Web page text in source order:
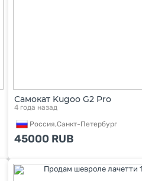
Самокат Kugoo G2 Pro
4 года назад
Россия,Санкт-Петербург
45000 RUB